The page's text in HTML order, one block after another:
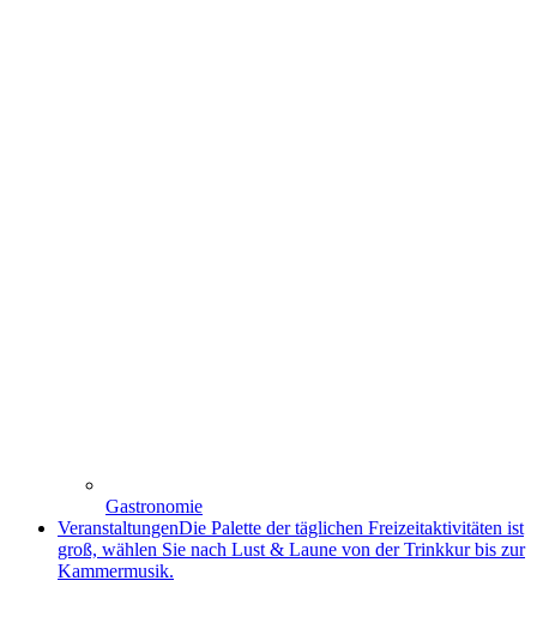
Gastronomie
VeranstaltungenDie Palette der täglichen Freizeitaktivitäten ist
groß, wählen Sie nach Lust & Laune von der Trinkkur bis zur
Kammermusik.